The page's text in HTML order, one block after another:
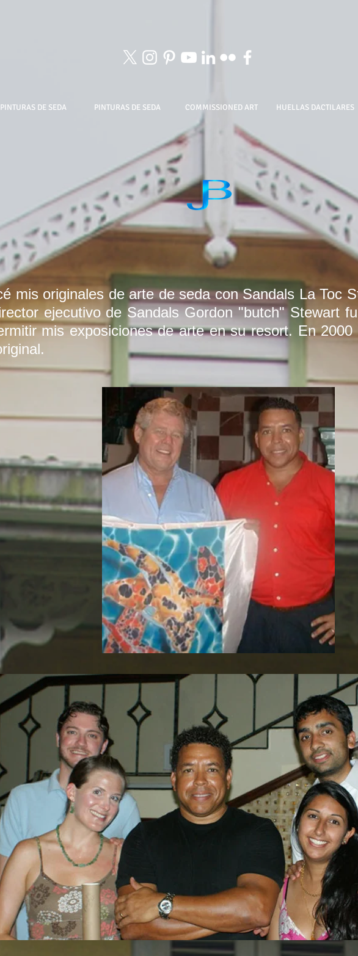
PINTURAS DE SEDA PINTURAS DE SEDA COMMISSIONED ART HUELLAS DACTILARES
mis originales de arte de seda con Sandals La Toc
ejecutivo de Sandals Gordon "butch" Stewart
mis exposiciones de arte en su resort. En 2000